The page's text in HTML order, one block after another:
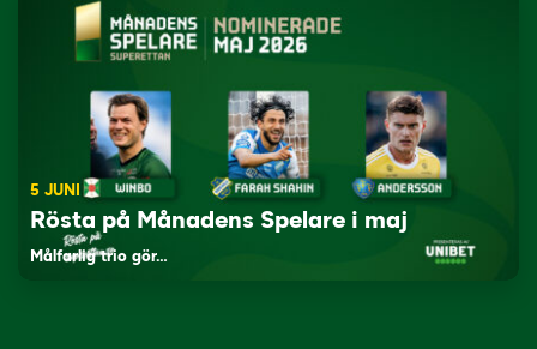
5 JUNI
Rösta på Månadens Spelare i maj
Målfarlig trio gör…